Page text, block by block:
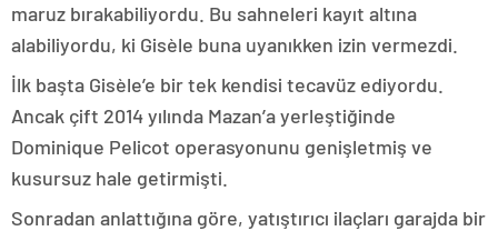
maruz bırakabiliyordu. Bu sahneleri kayıt altına
alabiliyordu, ki Gisèle buna uyanıkken izin vermezdi.
İlk başta Gisèle’e bir tek kendisi tecavüz ediyordu.
Ancak çift 2014 yılında Mazan’a yerleştiğinde
Dominique Pelicot operasyonunu genişletmiş ve
kusursuz hale getirmişti.
Sonradan anlattığına göre, yatıştırıcı ilaçları garajda bir